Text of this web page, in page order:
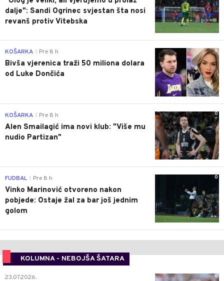
dalje": Sandi Ogrinec svjestan šta nosi
revanš protiv Vitebska
0
KOŠARKA Pre 8 h
Bivša vjerenica traži 50 miliona dolara
od Luke Dončića
0
KOŠARKA Pre 8 h
Alen Smailagić ima novi klub: "Više mu
nudio Partizan"
0
FUDBAL Pre 8 h
Vinko Marinović otvoreno nakon
pobjede: Ostaje žal za bar još jednim
golom
KOLUMNA - NEBOJŠA ŠATARA
0
23.07.2026.